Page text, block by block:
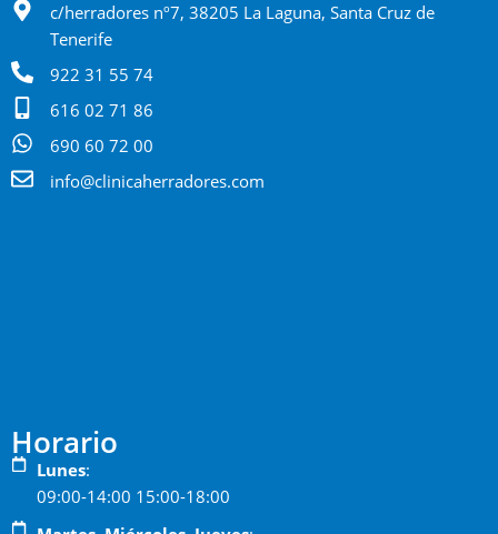
c/herradores nº7, 38205 La Laguna, Santa Cruz de
Tenerife
922 31 55 74
616 02 71 86
690 60 72 00
info@clinicaherradores.com
Horario
Lunes:
09:00-14:00 15:00-18:00